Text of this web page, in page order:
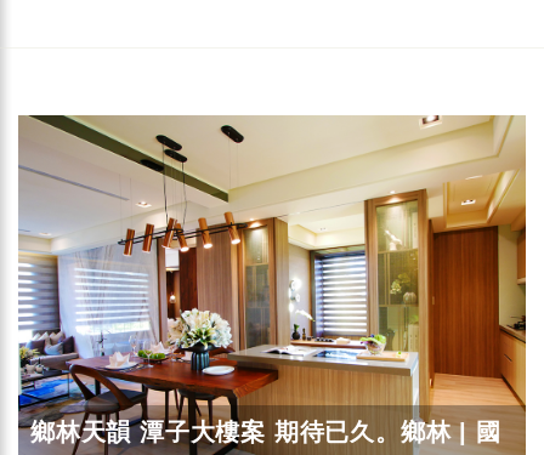
鄉林天韻 潭子大樓案 期待已久。鄉林 | 國